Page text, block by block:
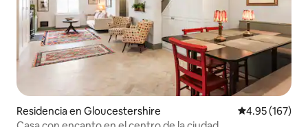
Residencia en Gloucestershire Calificación
4.95 (167)